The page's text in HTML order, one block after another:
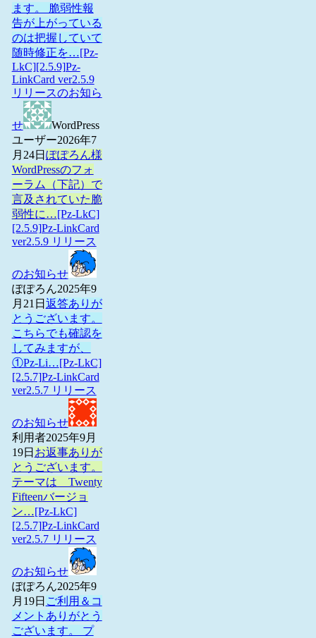
ます。 脆弱性報
告が上がっている
のは把握していて
随時修正を…[Pz-
LkC][2.5.9]Pz-
LinkCard ver2.5.9
リリースのお知ら
せ
WordPress
ユーザー2026年7
月24日 ぽぽろん様
WordPressのフォ
ーラム（下記）で
言及されていた脆
弱性に…[Pz-LkC]
[2.5.9]Pz-LinkCard
ver2.5.9 リリース
のお知らせ
ぽぽろん2025年9
月21日 返答ありが
とうございます。
こちらでも確認を
してみますが、
①Pz-Li…[Pz-LkC]
[2.5.7]Pz-LinkCard
ver2.5.7 リリース
のお知らせ
利用者2025年9月
19日 お返事ありが
とうございます。
テーマは Twenty
Fifteenバージョ
ン…[Pz-LkC]
[2.5.7]Pz-LinkCard
ver2.5.7 リリース
のお知らせ
ぽぽろん2025年9
月19日 ご利用＆コ
メントありがとう
ございます。 プ